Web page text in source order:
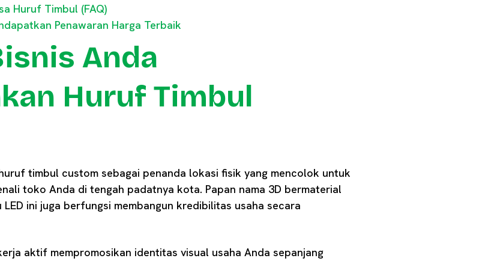
Huruf Timbul (FAQ)
Penawaran Harga Terbaik
Anda
Huruf Timbul
timbul custom sebagai penanda lokasi fisik yang mencolok untuk
toko Anda di tengah padatnya kota. Papan nama 3D bermaterial
ini juga berfungsi membangun kredibilitas usaha secara
aktif mempromosikan identitas visual usaha Anda sepanjang